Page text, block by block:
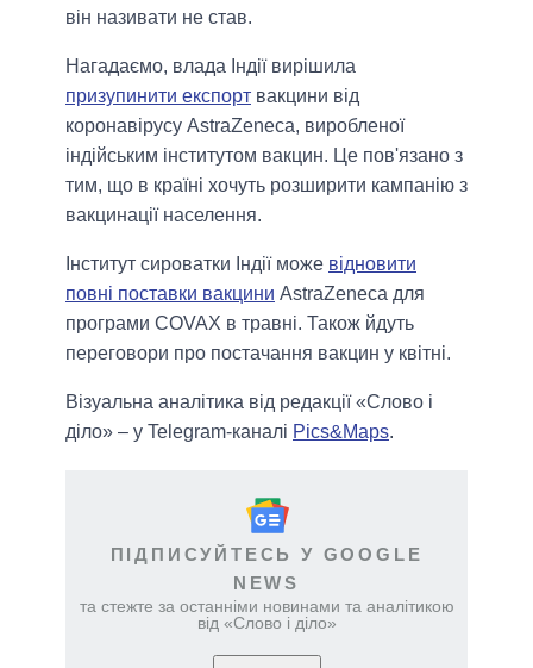
він називати не став.
Нагадаємо, влада Індії вирішила
призупинити експорт вакцини від
коронавірусу AstraZeneca, виробленої
індійським інститутом вакцин. Це пов'язано з
тим, що в країні хочуть розширити кампанію з
вакцинації населення.
Інститут сироватки Індії може відновити
повні поставки вакцини AstraZeneca для
програми COVAX в травні. Також йдуть
переговори про постачання вакцин у квітні.
Візуальна аналітика від редакції «Слово і
діло» – у Telegram-каналі Pics&Maps.
ПІДПИСУЙТЕСЬ У GOOGLE
NEWS
та стежте за останніми новинами та аналітикою
від «Слово і діло»